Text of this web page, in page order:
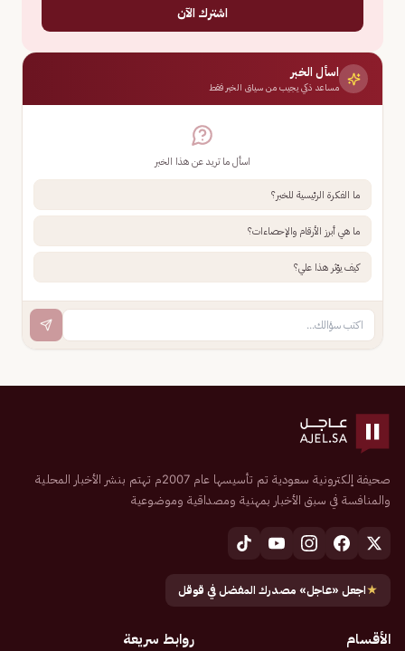
اشترك الآن
اسأل الخبر
مساعد ذكي يجيب من سياق الخبر فقط
اسأل ما تريد عن هذا الخبر
ما الفكرة الرئيسية للخبر؟
ما هي أبرز الأرقام والإحصاءات؟
كيف يؤثر هذا علي؟
صحيفة إلكترونية سعودية تم تأسيسها عام 2007م تهتم بنشر الأخبار المحلية
والمنافسة في سبق الأخبار بمهنية ومصداقية وموضوعية
★اجعل «عاجل» مصدرك المفضل في قوقل
الأقسام روابط سريعة